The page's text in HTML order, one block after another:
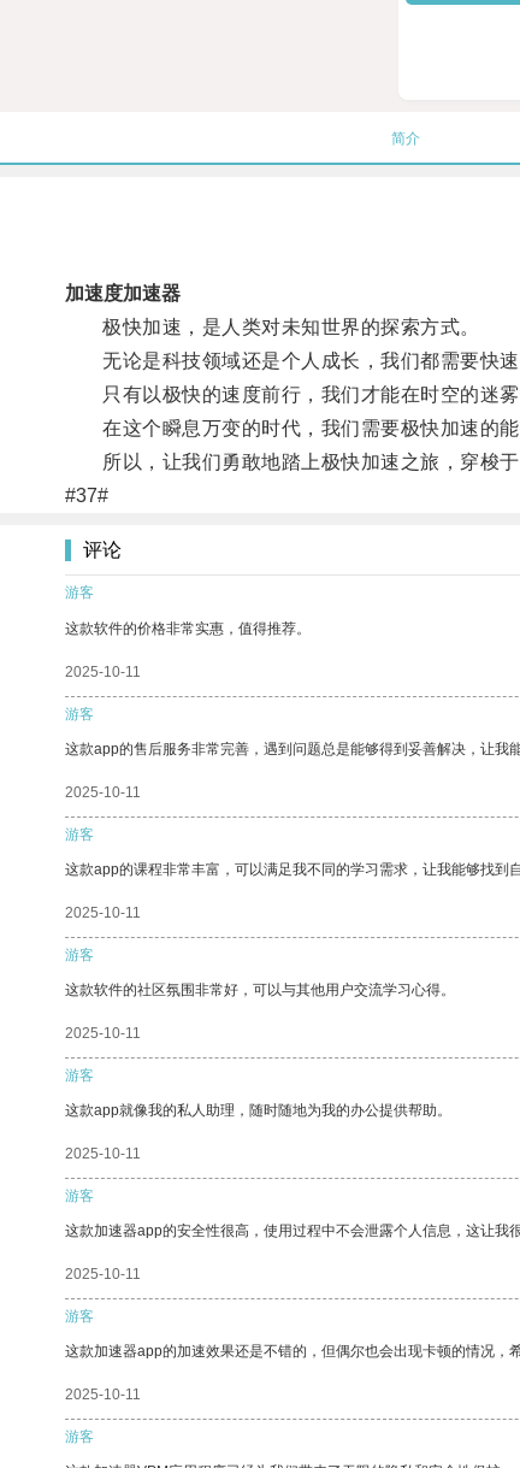
简介
加速度加速器
极快加速，是人类对未知世界的探索方式。
无论是科技领域还是个人成长，我们都需要快速
只有以极快的速度前行，我们才能在时空的迷雾
在这个瞬息万变的时代，我们需要极快加速的能
所以，让我们勇敢地踏上极快加速之旅，穿梭于
#37#
评论
游客
这款软件的价格非常实惠，值得推荐。
2025-10-11
游客
这款app的售后服务非常完善，遇到问题总是能够得到妥善解决，让我
2025-10-11
游客
这款app的课程非常丰富，可以满足我不同的学习需求，让我能够找到
2025-10-11
游客
这款软件的社区氛围非常好，可以与其他用户交流学习心得。
2025-10-11
游客
这款app就像我的私人助理，随时随地为我的办公提供帮助。
2025-10-11
游客
这款加速器app的安全性很高，使用过程中不会泄露个人信息，这让我
2025-10-11
游客
这款加速器app的加速效果还是不错的，但偶尔也会出现卡顿的情况，
2025-10-11
游客